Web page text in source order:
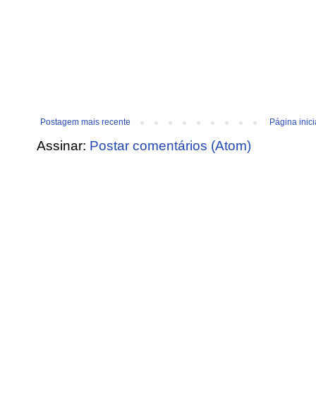
Postagem mais recente Página
Assinar: Postar comentários (Atom)